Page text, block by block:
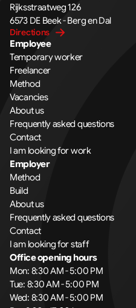
Rijksstraatweg 126
6573 DE Beek - Berg en Dal
Directions
Employee
Temporary worker
Freelancer
Method
Vacancies
About us
Frequently asked questions
Contact
I am looking for work
Employer
Method
Build
About us
Frequently asked questions
Contact
I am looking for staff
Office opening hours
Mon: 8:30 AM - 5:00 PM
Tue: 8:30 AM - 5:00 PM
Wed: 8:30 AM - 5:00 PM